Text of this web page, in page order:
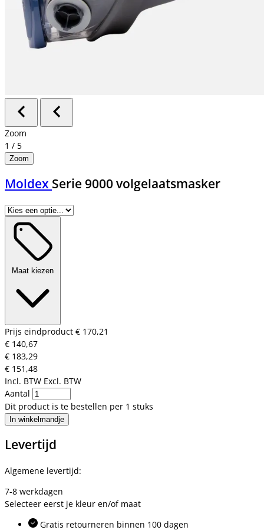
Zoom
1 / 5
Zoom
Moldex Serie 9000 volgelaatsmasker
Maat kiezen
Prijs eindproduct € 170,21
€ 140,67
€ 183,29
€ 151,48
Incl. BTW Excl. BTW
Aantal
Dit product is te bestellen per 1 stuks
In winkelmandje
Levertijd
Algemene levertijd:
7-8 werkdagen
Selecteer eerst je kleur en/of maat
Gratis retourneren binnen 100 dagen